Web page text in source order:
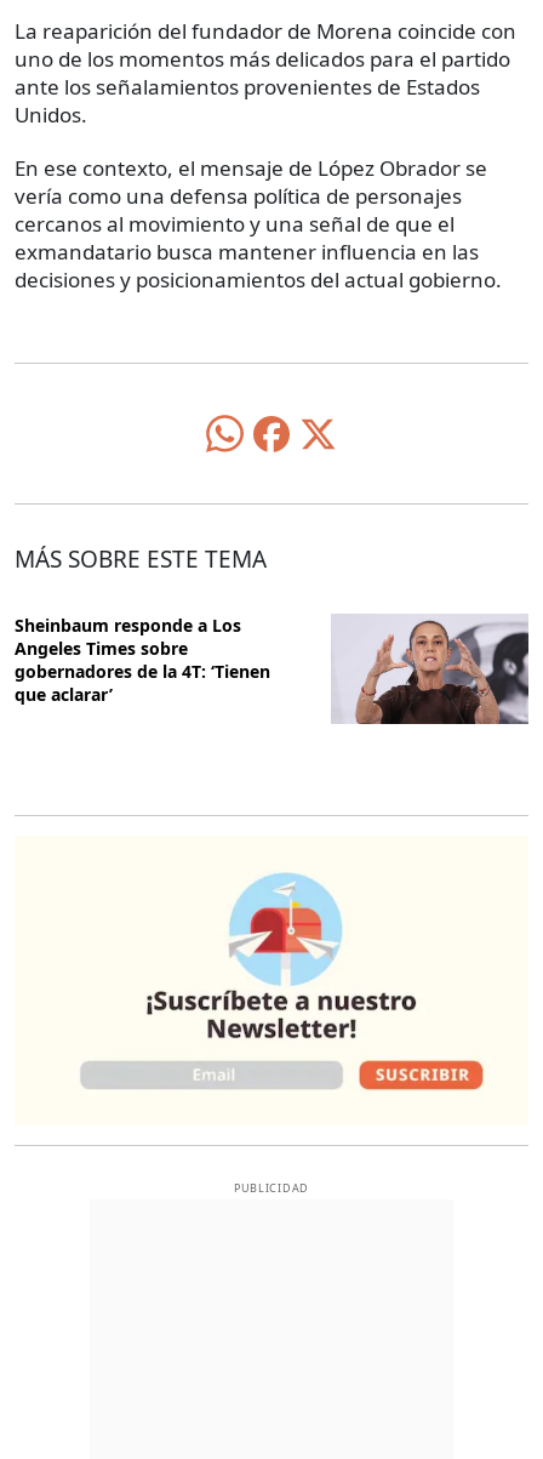
La reaparición del fundador de Morena coincide con
uno de los momentos más delicados para el partido
ante los señalamientos provenientes de Estados
Unidos.
En ese contexto, el mensaje de López Obrador se
vería como una defensa política de personajes
cercanos al movimiento y una señal de que el
exmandatario busca mantener influencia en las
decisiones y posicionamientos del actual gobierno.
MÁS SOBRE ESTE TEMA
Sheinbaum responde a Los
Angeles Times sobre
gobernadores de la 4T: ‘Tienen
que aclarar’
PUBLICIDAD